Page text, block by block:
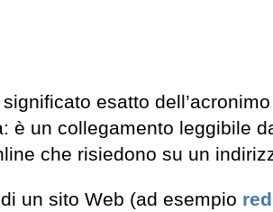
esatto dell’acronimo
è un collegamento leggibile
che risiedono su un
un sito Web (ad esempio